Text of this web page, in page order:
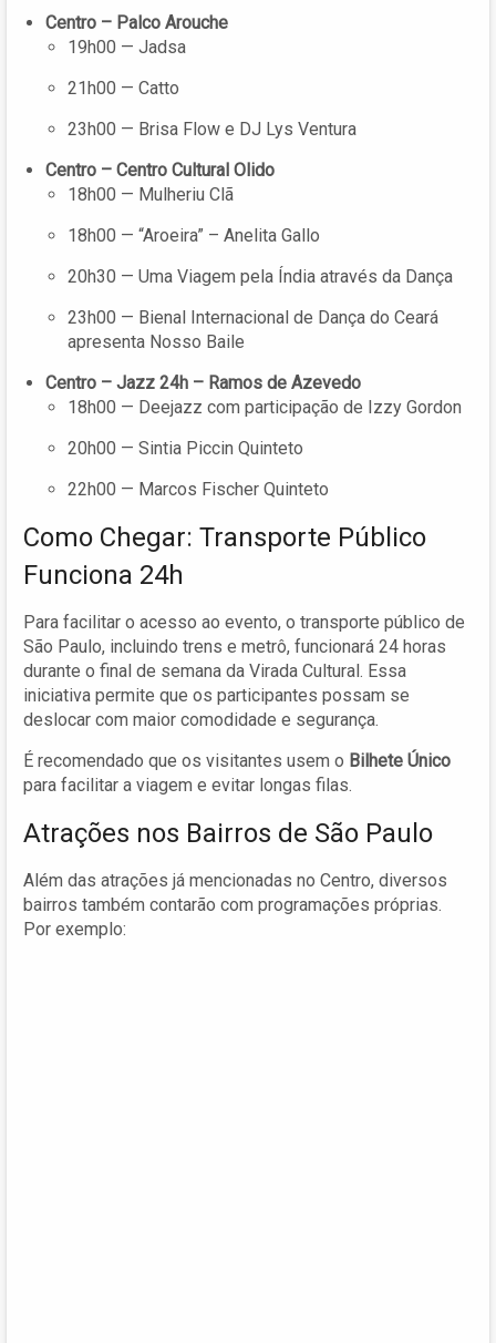
Centro – Palco Arouche
19h00 — Jadsa
21h00 — Catto
23h00 — Brisa Flow e DJ Lys Ventura
Centro – Centro Cultural Olido
18h00 — Mulheriu Clã
18h00 — “Aroeira” – Anelita Gallo
20h30 — Uma Viagem pela Índia através da Dança
23h00 — Bienal Internacional de Dança do Ceará
apresenta Nosso Baile
Centro – Jazz 24h – Ramos de Azevedo
18h00 — Deejazz com participação de Izzy Gordon
20h00 — Sintia Piccin Quinteto
22h00 — Marcos Fischer Quinteto
Como Chegar: Transporte Público
Funciona 24h
Para facilitar o acesso ao evento, o transporte público de
São Paulo, incluindo trens e metrô, funcionará 24 horas
durante o final de semana da Virada Cultural. Essa
iniciativa permite que os participantes possam se
deslocar com maior comodidade e segurança.
É recomendado que os visitantes usem o Bilhete Único
para facilitar a viagem e evitar longas filas.
Atrações nos Bairros de São Paulo
Além das atrações já mencionadas no Centro, diversos
bairros também contarão com programações próprias.
Por exemplo: